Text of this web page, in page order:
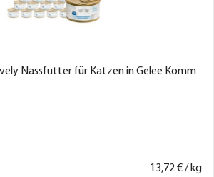
Nassfutter für Katzen in Gelee Komm
13,72€ / kg